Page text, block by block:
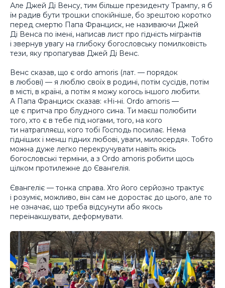
Але Джей Ді Венсу, тим більше президенту Трампу, я б
їм радив бути трошки спокійніше, бо зрештою коротко
перед смертю Папа Франциск, не називаючи Джей
Ді Венса по імені, написав лист про гідність мігрантів
і звернув увагу на глибоку богословську помилковість
тези, яку пропагував Джей Ді Венс.
Венс сказав, що є оrdo amoris (лат. — порядок
в любові) — я люблю своїх в родині, потім сусідів, потім
в місті, в країні, а потім я можу когось іншого любити.
А Папа Франциск сказав: «Ні-ні. Оrdo amoris —
це є притча про блудного сина. Ти маєш полюбити
того, хто є в тебе під ногами, того, на кого
ти натрапляєш, кого тобі Господь посилає. Нема
гідніших і менш гідних любові, уваги, милосердя». Тобто
можна дуже легко перекручувати навіть якісь
богословські терміни, а з Оrdo amoris робити щось
цілком протилежне до Євангелія.
Євангеліє — тонка справа. Хто його серйозно трактує
і розуміє, можливо, він сам не доростає до цього, але то
не означає, що треба відсунути або якось
переінакшувати, деформувати.